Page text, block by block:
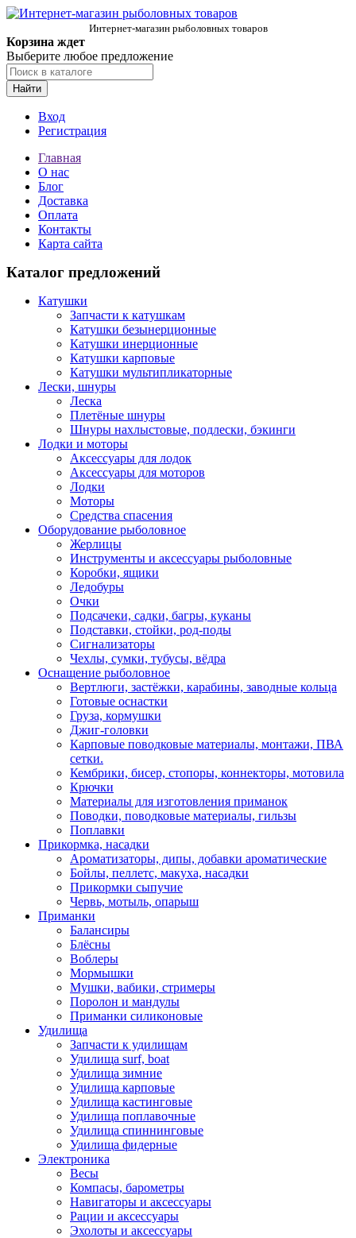
Интернет-магазин рыболовных товаров
Корзина ждет
Выберите любое предложение
Найти
Вход
Регистрация
Главная
О нас
Блог
Доставка
Оплата
Контакты
Карта сайта
Каталог предложений
Катушки
Запчасти к катушкам
Катушки безынерционные
Катушки инерционные
Катушки карповые
Катушки мультипликаторные
Лески, шнуры
Леска
Плетёные шнуры
Шнуры нахлыстовые, подлески, бэкинги
Лодки и моторы
Аксессуары для лодок
Аксессуары для моторов
Лодки
Моторы
Средства спасения
Оборудование рыболовное
Жерлицы
Инструменты и аксессуары рыболовные
Коробки, ящики
Ледобуры
Очки
Подсачеки, садки, багры, куканы
Подставки, стойки, род-поды
Сигнализаторы
Чехлы, сумки, тубусы, вёдра
Оснащение рыболовное
Вертлюги, застёжки, карабины, заводные кольца
Готовые оснастки
Груза, кормушки
Джиг-головки
Карповые поводковые материалы, монтажи, ПВА
сетки.
Кембрики, бисер, стопоры, коннекторы, мотовила
Крючки
Материалы для изготовления приманок
Поводки, поводковые материалы, гильзы
Поплавки
Прикормка, насадки
Ароматизаторы, дипы, добавки ароматические
Бойлы, пеллетс, макуха, насадки
Прикормки сыпучие
Червь, мотыль, опарыш
Приманки
Балансиры
Блёсны
Воблеры
Мормышки
Мушки, вабики, стримеры
Поролон и мандулы
Приманки силиконовые
Удилища
Запчасти к удилищам
Удилища surf, boat
Удилища зимние
Удилища карповые
Удилища кастинговые
Удилища поплавочные
Удилища спиннинговые
Удилища фидерные
Электроника
Весы
Компасы, барометры
Навигаторы и аксессуары
Рации и аксессуары
Эхолоты и аксессуары